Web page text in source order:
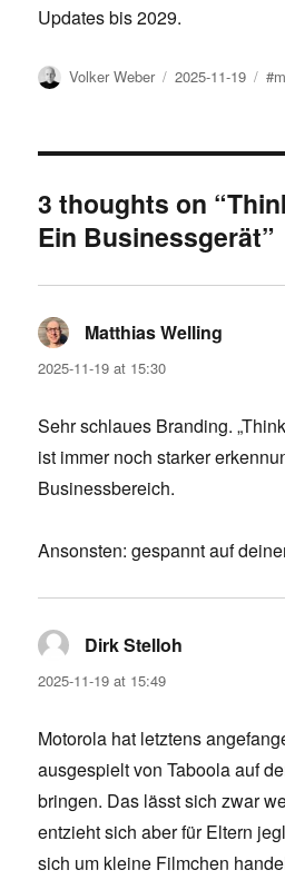
Updates bis 2029.
Author
Volker Weber
Posted
2025-11-19
3 thoughts on
Ein Businessgerät”
Matthias Welling
2025-11-19 at 15:30
Sehr schlaues Branding.
ist immer noch starker
Businessbereich.
Ansonsten: gespannt auf
Dirk Stelloh
2025-11-19 at 15:49
Motorola hat letztens
ausgespielt von Taboola auf
bringen. Das lässt sich zwar
entzieht sich aber für Eltern
sich um kleine Filmchen